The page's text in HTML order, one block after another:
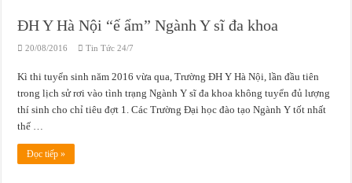
ĐH Y Hà Nội “ế ẩm” Ngành Y sĩ đa khoa
20/08/2016 Tin Tức 24/7
Kì thi tuyển sinh năm 2016 vừa qua, Trường ĐH Y Hà Nội, lần đầu tiên
trong lịch sử rơi vào tình trạng Ngành Y sĩ đa khoa không tuyển đủ lượng
thí sinh cho chỉ tiêu đợt 1. Các Trường Đại học đào tạo Ngành Y tốt nhất
thế …
Đọc tiếp »